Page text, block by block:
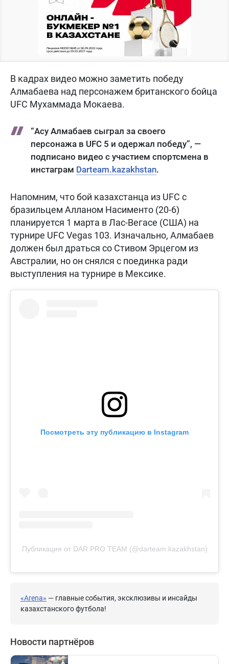
В кадрах видео можно заметить победу
Алмабаева над персонажем британского бойца
UFC Мухаммада Мокаева.
“Асу Алмабаев сыграл за своего
персонажа в UFC 5 и одержал победу”, —
подписано видео с участием спортсмена в
инстаграм Darteam.kazakhstan.
Напомним, что бой казахстанца из UFC с
бразильцем Алланом Насименто (20-6)
планируется 1 марта в Лас-Вегасе (США) на
турнире UFC Vegas 103. Изначально, Алмабаев
должен был драться со Стивом Эрцегом из
Австралии, но он снялся с поединка ради
выступления на турнире в Мексике.
Посмотреть эту публикацию в Instagram
Публикация от DAR PRO TEAM (@darteam.kazakhstan)
«Arena» — главные события, эксклюзивы и инсайды
казахстанского футбола!